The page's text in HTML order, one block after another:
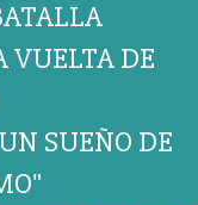
VUELTA DE
SUEÑO DE